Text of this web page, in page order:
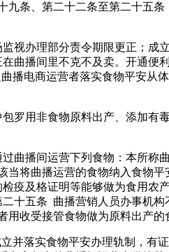
条、第二十二条至第二十五
办理部分责令期限更正；成
曲播间里不克不及卖。开通便
播电商运营者落实食物平安从
用非食物原料出产、添加有
播间运营下列食物：本所称
将曲播运营的食物纳入食物
疫及格证明等能够做为食用农
十五条 曲播营销人员办事机
收受接管食物做为原料出产的
落实食物平安办理轨制，有